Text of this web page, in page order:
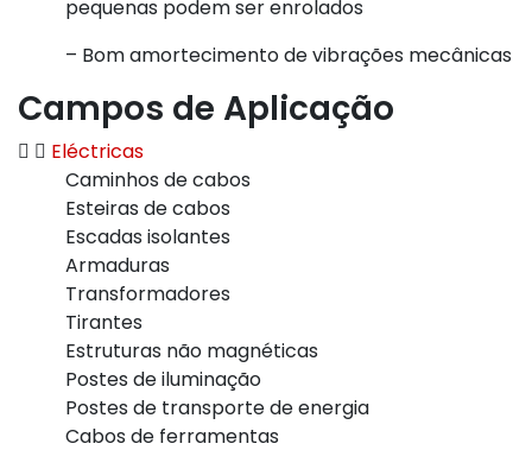
pequenas podem ser enrolados
– Bom amortecimento de vibrações mecânicas
Campos de Aplicação
Eléctricas
Caminhos de cabos
Esteiras de cabos
Escadas isolantes
Armaduras
Transformadores
Tirantes
Estruturas não magnéticas
Postes de iluminação
Postes de transporte de energia
Cabos de ferramentas